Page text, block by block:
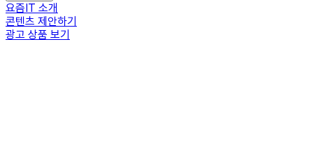
요즘IT 소개
콘텐츠 제안하기
광고 상품 보기